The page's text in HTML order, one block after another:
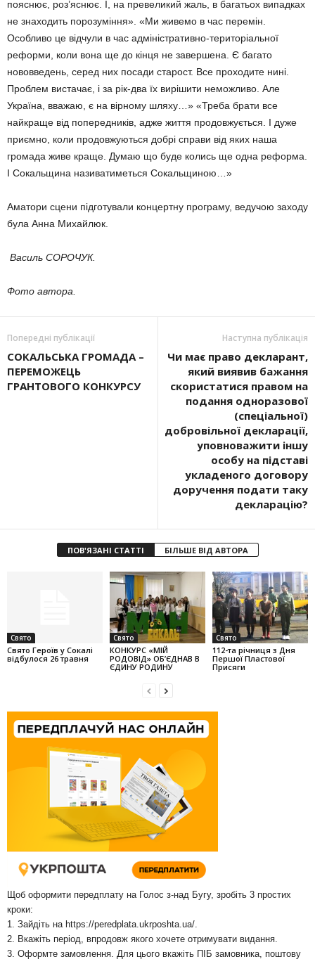
пояснює, роз’яснює. І, на превели­кий жаль, в багатьох випадках
не зна­ходить порозуміння». «Ми живе­мо в час перемін.
Особливо це від­чу­­ли в час адміністративно-терито­ріальної
реформи, коли во­на ще до кінця не завершена. Є багато
нововведень, серед них по­сади старост. Все проходите нині.
Проб­лем вистачає, і за рік-два їх вирішити неможливо. Але
Україна, вва­жаю, є на вірному шляху…» «Треба брати все
найкраще від попередників, адже життя продов­жується. І дуже
приємно, коли продовжуються добрі справи від яких наша
громада живе краще. Думаю що буде колись ще одна реформа.
І Сокальщина називати­меться Сокальщиною…»
Аматори сцени підготували кон­цертну програму, ведучою заходу
була Анна Михайлюк.
Василь СОРОЧУК.
Фото автора.
Попередні публікації
СОКАЛЬСЬКА ГРОМАДА –
ПЕРЕМОЖЕЦЬ
ГРАНТОВОГО КОНКУРСУ
Наступна публікація
Чи має право декларант,
який виявив бажання
скористатися правом на
подання одноразової
(спеціальної)
добровільної декларації,
уповноважити іншу
особу на підставі
укладеного договору
доручення подати таку
декларацію?
ПОВ'ЯЗАНІ СТАТТІ БІЛЬШЕ ВІД АВТОРА
Свято
Свято Героїв у Сокалі
відбулося 26 травня
Свято
КОНКУРС «МІЙ
РОДОВІД» ОБ’ЄДНАВ В
ЄДИНУ РОДИНУ
Свято
112-та річниця з Дня
Першої Пластової
Присяги
Щоб оформити передплату на Голос з-над Бугу, зробіть 3 простих
кроки:
1. Зайдіть на https://peredplata.ukrposhta.ua/
2. Вкажіть період, впродовж якого хочете отримувати видання.
3. Оформте замовлення. Для цього вкажіть ПІБ замовника, поштову